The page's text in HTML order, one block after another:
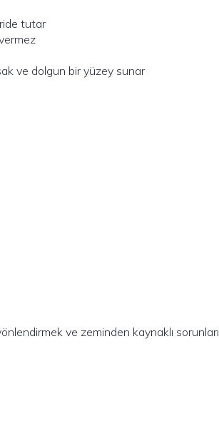
tutar
ve dolgun bir yüzey sunar
yönlendirmek ve zeminden kaynaklı